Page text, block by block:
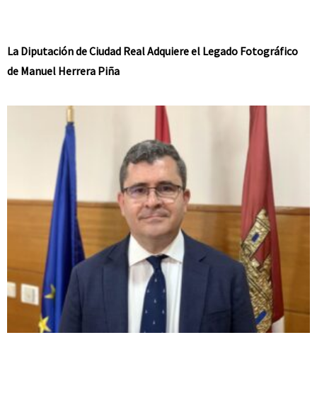
La Diputación de Ciudad Real Adquiere el Legado Fotográfico
de Manuel Herrera Piña